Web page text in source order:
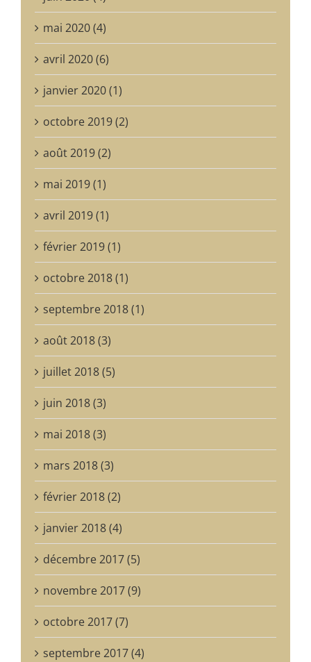
mai 2020 (4)
avril 2020 (6)
janvier 2020 (1)
octobre 2019 (2)
août 2019 (2)
mai 2019 (1)
avril 2019 (1)
février 2019 (1)
octobre 2018 (1)
septembre 2018 (1)
août 2018 (3)
juillet 2018 (5)
juin 2018 (3)
mai 2018 (3)
mars 2018 (3)
février 2018 (2)
janvier 2018 (4)
décembre 2017 (5)
novembre 2017 (9)
octobre 2017 (7)
septembre 2017 (4)